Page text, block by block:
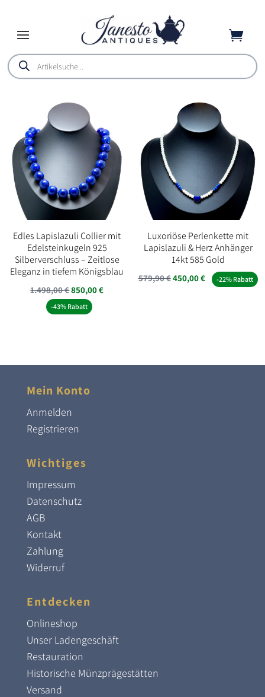

Products
search
Edles Lapislazuli Collier mit
Edelsteinkugeln 925
Silberverschluss – Zeitlose
Eleganz in tiefem Königsblau
1.498,00€Ursprünglicher
Preis
850,00€Aktueller
-43% Rabatt
Luxoriöse Perlenkette mit
Lapislazuli & Herz Anhänger
14kt 585 Gold
579,90€Ursprünglicher
450,00€Aktueller
-22% Rabatt
Mein Konto
Anmelden
Registrieren
Wichtiges
Impressum
Datenschutz
AGB
Kontakt
Zahlung
Widerruf
Entdecken
Onlineshop
Unser Ladengeschäft
Restauration
Historische Münzprägestätten
Versand